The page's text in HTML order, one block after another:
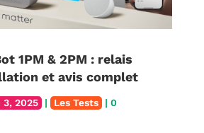
1PM & 2PM : relais
et avis complet
3, 2025 | Les Tests | 0